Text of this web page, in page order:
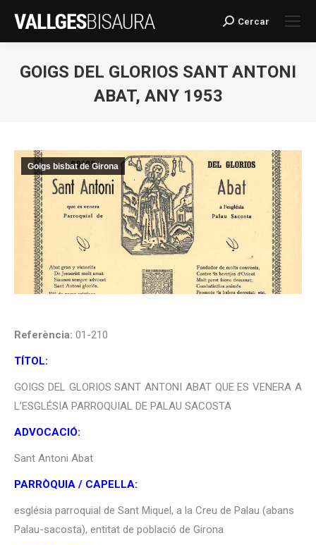
Search:
Cercar
GOIGS DEL GLORIOS SANT ANTONI
ABAT, ANY 1953
Goigs bisbat de Girona
Referència: 01-210
TÍTOL:
GOIGS DEL GLORIOS SANT ANTONI ABAT QUE ES VENERA A
L’ESGLÉSIA PARROQUIAL DE PALAU SACOSTA
ADVOCACIÓ:
Sant Antoni Abat
PARRÒQUIA / CAPELLA:
església parroquial de Sant Miquel, a la Creu de Palau (abans
Palau-sacosta), entitat de població de Girona